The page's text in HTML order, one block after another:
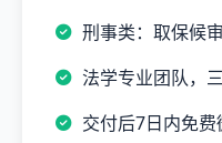
刑事类：取保候
法学专业团队，
交付后7日内免费